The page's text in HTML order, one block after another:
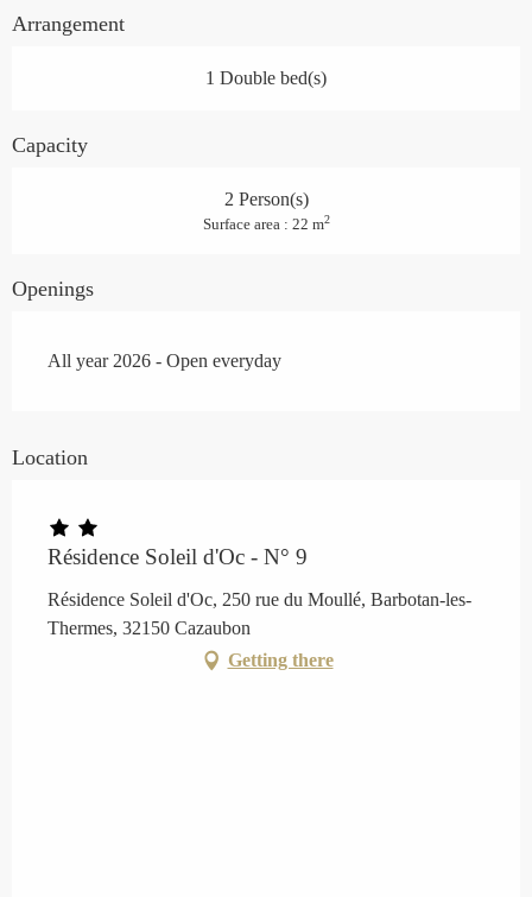
Arrangement
1 Double bed(s)
Capacity
2 Person(s)
Surface area : 22 m2
Openings
All year 2026 - Open everyday
Location
Résidence Soleil d'Oc - N° 9
Résidence Soleil d'Oc, 250 rue du Moullé, Barbotan-les-
Thermes, 32150 Cazaubon
Getting there